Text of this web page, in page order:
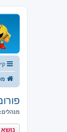
מנהלים: